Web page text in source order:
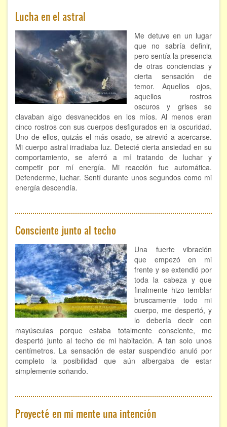
Bioenergía
Chamanismo
Flores de Bach
Hipnosis
Los cristales de cuarzo
Radiestesia
Runas
Tarot
EVENTOS
FORMACIÓN
Viaje Astral, Evolución de la conciencia
Bioenergía Cuántica Evolutiva
Limpieza de las energías - - Próximamente TALLER
PRÁCTICO
NOTICIAS Y ENTREVISTAS
TERAPIAS
Hipnosis clínica
Lucha en el astral
Me detuve en un lugar
que no sabría definir,
pero sentía la presencia
de otras conciencias y
cierta sensación de
temor. Aquellos ojos,
aquellos rostros
oscuros y grises se
clavaban algo desvanecidos en los míos. Al menos eran
cinco rostros con sus cuerpos desfigurados en la oscuridad.
Uno de ellos, quizás el más osado, se atrevió a acercarse.
Mi cuerpo astral irradiaba luz. Detecté cierta ansiedad en su
comportamiento, se aferró a mí tratando de luchar y
competir por mí energía. Mi reacción fue automática.
Defenderme, luchar. Sentí durante unos segundos como mi
energía descendía.
Consciente junto al techo
Una fuerte vibración
que empezó en mi
frente y se extendió por
toda la cabeza y que
finalmente hizo temblar
bruscamente todo mi
cuerpo, me despertó, y
lo debería decir con
mayúsculas porque estaba totalmente consciente, me
despertó junto al techo de mi habitación. A tan solo unos
centímetros. La sensación de estar suspendido anuló por
completo la posibilidad que aún albergaba de estar
simplemente soñando.
Proyecté en mi mente una intención